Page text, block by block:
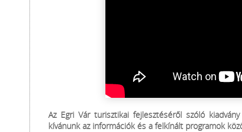
Az Egri Vár turisztikai fejlesztéséről szóló
kívánunk az információk és a felkínált programok